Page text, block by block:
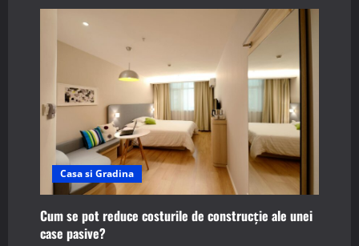
utilizarea
materialelor
în
construcția
case
pasive?
Casa si Gradina
Cum se pot reduce costurile de construcție ale unei
case pasive?